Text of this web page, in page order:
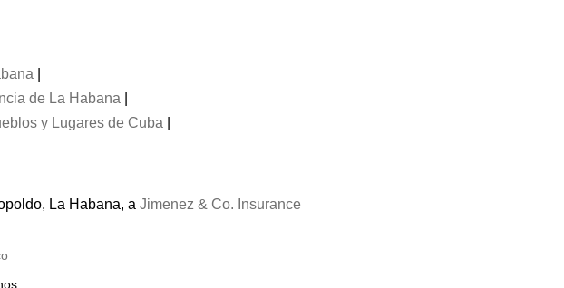
de La Habana
y Lugares de Cuba
La Habana, a Jimenez & Co. Insurance